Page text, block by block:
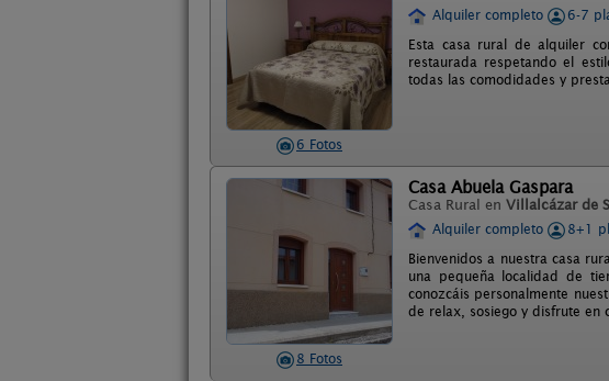
6 Fotos
Alquiler completo
6-7
Esta casa rural de alquiler
restaurada respetando el
todas las comodidades y
8 Fotos
Casa Abuela Gaspara
Casa Rural en Villalcázar de
Alquiler completo
8+1
Bienvenidos a nuestra casa
una pequeña localidad de
conozcáis personalmente
de relax, sosiego y disfrute en